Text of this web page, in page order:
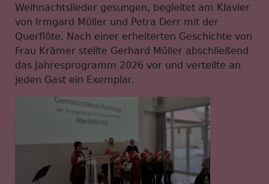
Weihnachtslieder gesungen, begleitet am Klavier
von Irmgard Müller und Petra Derr mit der
Querflöte. Nach einer erheiterten Geschichte von
Frau Krämer stellte Gerhard Müller abschließend
das Jahresprogramm 2026 vor und verteilte an
jeden Gast ein Exemplar.